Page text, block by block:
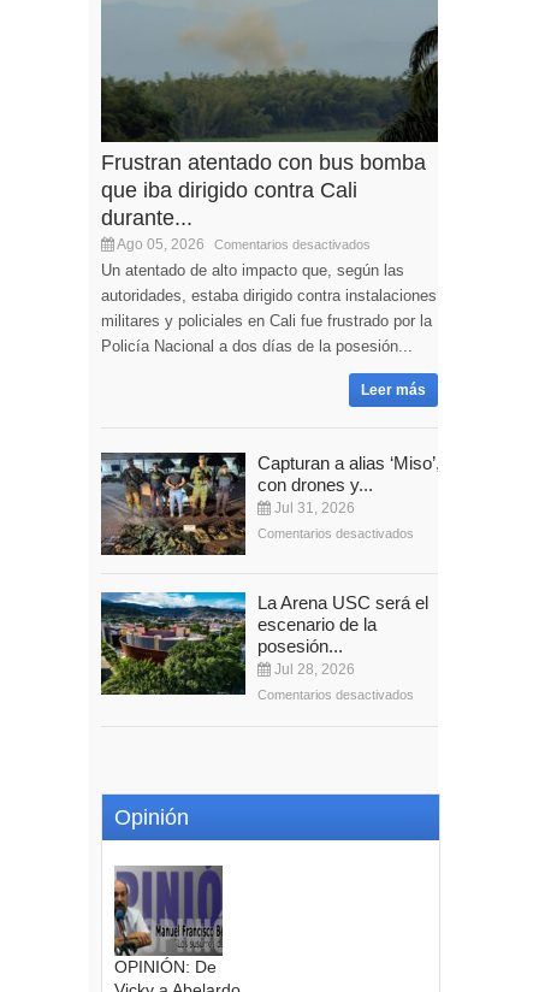
Frustran atentado con bus bomba
que iba dirigido contra Cali
durante...
Ago 05, 2026 Comentarios desactivados
Un atentado de alto impacto que, según las
autoridades, estaba dirigido contra instalaciones
militares y policiales en Cali fue frustrado por la
Policía Nacional a dos días de la posesión...
Leer más
Capturan a alias ‘Miso’,
con drones y...
Jul 31, 2026
Comentarios desactivados
La Arena USC será el
escenario de la
posesión...
Jul 28, 2026
Comentarios desactivados
Opinión
OPINIÓN: De